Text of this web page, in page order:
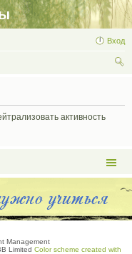
Вход
активность
Management
Limited Color scheme created with